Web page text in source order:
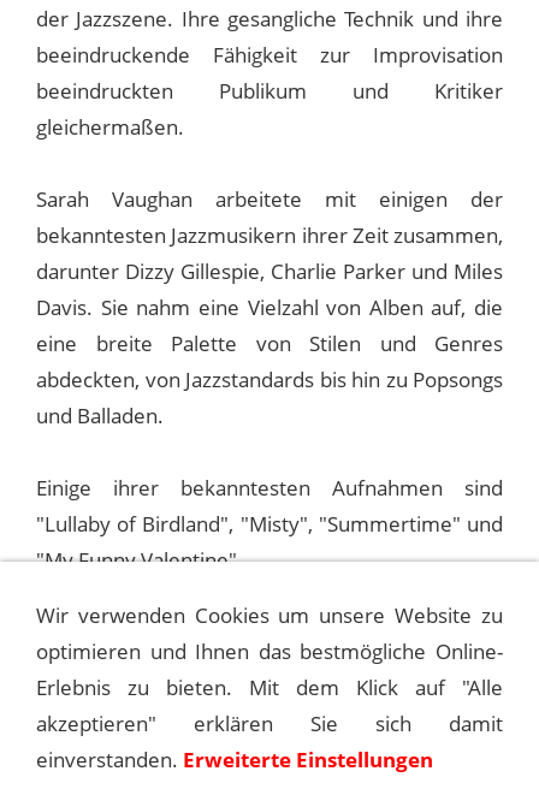
der Jazzszene. Ihre gesangliche Technik und ihre
beeindruckende Fähigkeit zur Improvisation
beeindruckten Publikum und Kritiker
gleichermaßen.
Sarah Vaughan arbeitete mit einigen der
bekanntesten Jazzmusikern ihrer Zeit zusammen,
darunter Dizzy Gillespie, Charlie Parker und Miles
Davis. Sie nahm eine Vielzahl von Alben auf, die
eine breite Palette von Stilen und Genres
abdeckten, von Jazzstandards bis hin zu Popsongs
und Balladen.
Einige ihrer bekanntesten Aufnahmen sind
"Lullaby of Birdland", "Misty", "Summertime" und
"My Funny Valentine".
1975-11-18 LONDON, ENGLAND,
1975-11-20 LONDON, ENGLAND,
PALLADIUM
Wir verwenden Cookies um unsere Website zu
optimieren und Ihnen das bestmögliche Online-
Erlebnis zu bieten. Mit dem Klick auf "Alle
akzeptieren" erklären Sie sich damit
einverstanden. Erweiterte Einstellungen